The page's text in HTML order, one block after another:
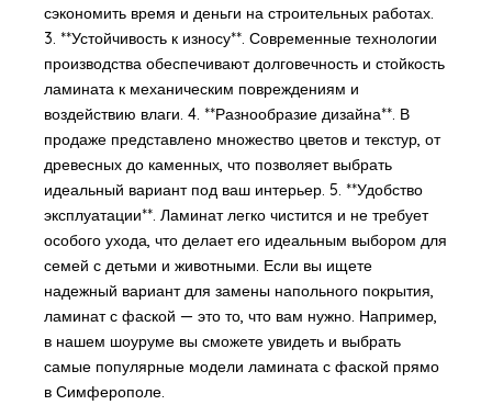
сэкономить время и деньги на строительных работах.
3. **Устойчивость к износу**. Современные технологии
производства обеспечивают долговечность и стойкость
ламината к механическим повреждениям и
воздействию влаги. 4. **Разнообразие дизайна**. В
продаже представлено множество цветов и текстур, от
древесных до каменных, что позволяет выбрать
идеальный вариант под ваш интерьер. 5. **Удобство
эксплуатации**. Ламинат легко чистится и не требует
особого ухода, что делает его идеальным выбором для
семей с детьми и животными. Если вы ищете
надежный вариант для замены напольного покрытия,
ламинат с фаской — это то, что вам нужно. Например,
в нашем шоуруме вы сможете увидеть и выбрать
самые популярные модели ламината с фаской прямо
в Симферополе.